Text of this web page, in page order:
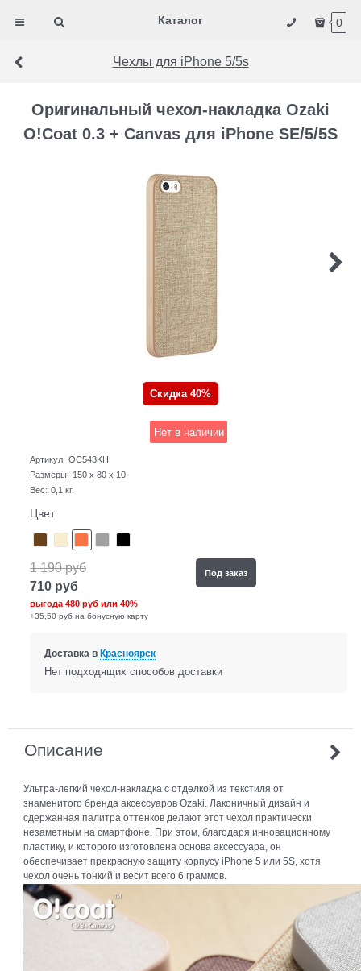
Каталог 0
Чехлы для iPhone 5/5s
Оригинальный чехол-накладка Ozaki
O!Coat 0.3 + Canvas для iPhone SE/5/5S
Скидка 40%
Нет в наличии
Артикул: OC543KH
Размеры: 150 x 80 x 10
Вес: 0,1 кг.
Цвет
1 190 руб
710 руб
выгода480 руб или40%
+35,50 руб на бонусную карту
Под заказ
Доставка в Красноярск
Нет подходящих способов доставки
Описание
Ультра-легкий чехол-накладка с отделкой из текстиля от
знаменитого бренда аксессуаров Ozaki. Лаконичный дизайн и
сдержанная палитра оттенков делают этот чехол практически
незаметным на смартфоне. При этом, благодаря инновационному
пластику, и которого изготовлена основа аксессуара, он
обеспечивает прекрасную защиту корпусу iPhone 5 или 5S, хотя
чехол очень тонкий и весит всего 6 граммов.